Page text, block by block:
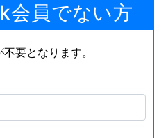
会員でない方
要となります。